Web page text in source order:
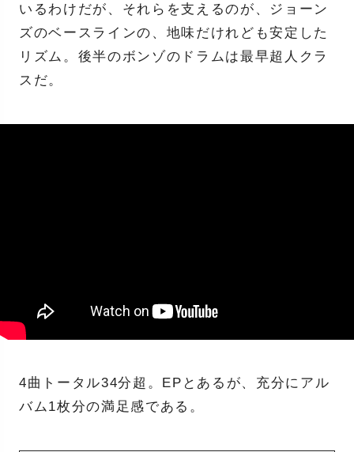
いるわけだが、それらを支えるのが、ジョーン
ズのベースラインの、地味だけれども安定した
リズム。後半のボンゾのドラムは最早超人クラ
スだ。
4曲トータル34分超。EPとあるが、充分にアル
バム1枚分の満足感である。